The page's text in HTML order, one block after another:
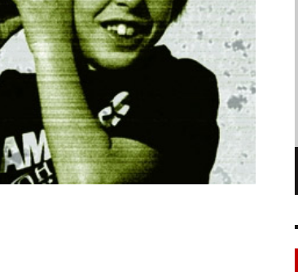
“OLHAR O SOL” ESTREIA NA FILMIN ESTA QUINTA-
FEIRA